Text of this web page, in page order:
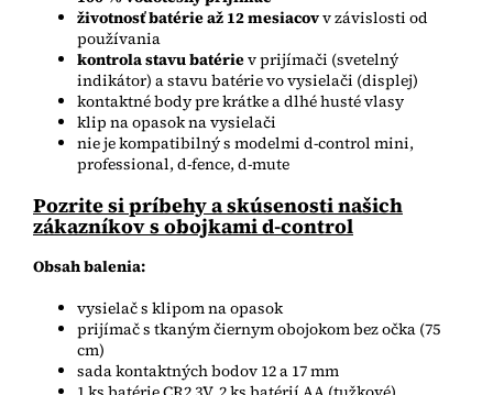
životnosť batérie až 12 mesiacovv závislosti od
používania
kontrola stavu batériev prijímači (svetelný
indikátor) a stavu batérie vo vysielači (displej)
kontaktné body pre krátke a dlhé husté vlasy
klip na opasok na vysielači
nie je kompatibilný s modelmi d-control mini,
professional, d-fence, d-mute
Pozrite si príbehy a skúsenosti našich
zákazníkov s obojkami d-control
Obsah balenia:
vysielač s klipom na opasok
prijímač s tkaným čiernym obojokom bez očka (75
cm)
sada kontaktných bodov 12 a 17 mm